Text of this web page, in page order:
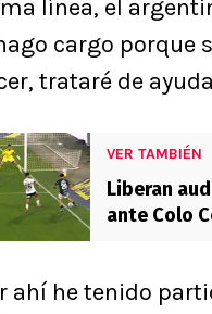
línea, el
cargo porque
trataré de
VER TAMBIÉN
Liberan
ante Colo
ahí he tenido